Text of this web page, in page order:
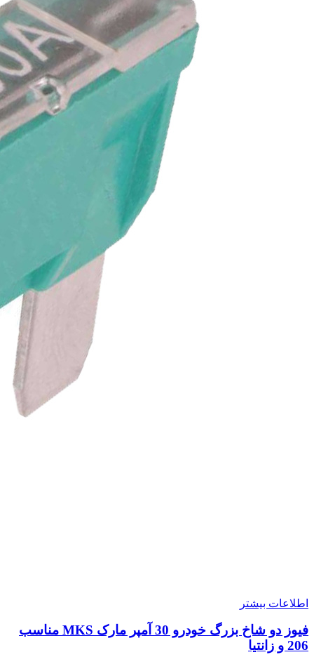
اطلاعات بیشتر
فیوز دو شاخ بزرگ خودرو 30 آمپر مارک MKS مناسب
206 و زانتیا